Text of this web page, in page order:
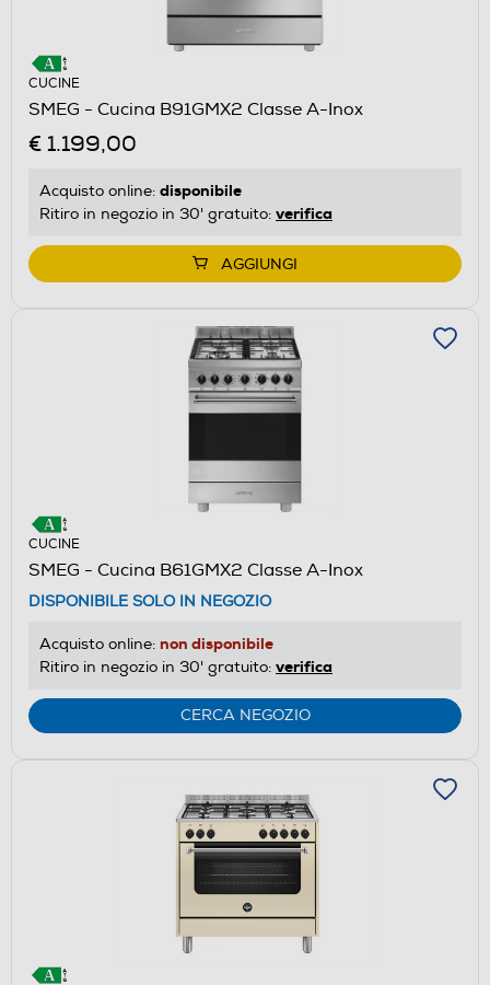
CUCINE
SMEG - Cucina B91GMX2 Classe A-Inox
€ 1.199,00
Acquisto online: disponibile
Ritiro in negozio in 30' gratuito: verifica
AGGIUNGI
CUCINE
SMEG - Cucina B61GMX2 Classe A-Inox
DISPONIBILE SOLO IN NEGOZIO
Acquisto online: non disponibile
Ritiro in negozio in 30' gratuito: verifica
CERCA NEGOZIO